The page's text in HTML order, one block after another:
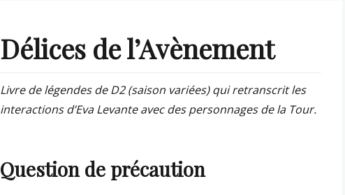
Délices de l’Avènement
Livre de légendes de D2 (saison variées) qui retranscrit les
interactions d’Eva Levante avec des personnages de la Tour.
Question de précaution